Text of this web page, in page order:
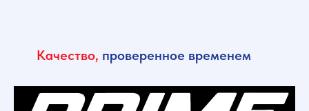
Качество, проверенное временем